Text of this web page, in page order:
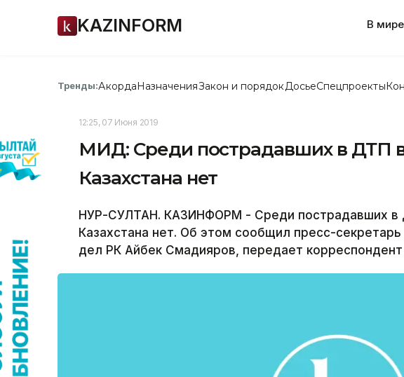
KAZINFORM В мире
Тренды:АкордаНазначенияЗакон и порядок ДосьеСпецпроекты
12:25, 07 Июня 2019
МИД: Среди пострадавших в ДТП
Казахстана нет
НУР-СУЛТАН. КАЗИНФОРМ - Среди пострадавших в
Казахстана нет. Об этом сообщил пресс-
дел РК Айбек Смадияров, передает